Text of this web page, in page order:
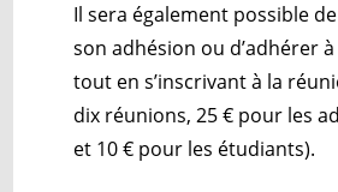
Il sera également possible
son adhésion ou d’adhérer à
tout en s’inscrivant à la
dix réunions, 25 € pour les
et 10 € pour les étudiants).